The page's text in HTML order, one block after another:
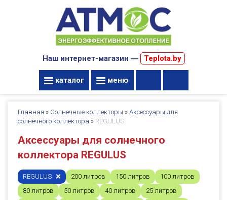
Наш интернет-магазин ― Teplota.by
каталог меню
Главная » Солнечные коллекторы » Аксессуары для
солнечного коллектора » REGULUS
Аксессуары для солнечного
коллектора REGULUS
REGULUS 200 литров 150 литров
100 литров
80 литров
50 литров 40 литров
25 литров